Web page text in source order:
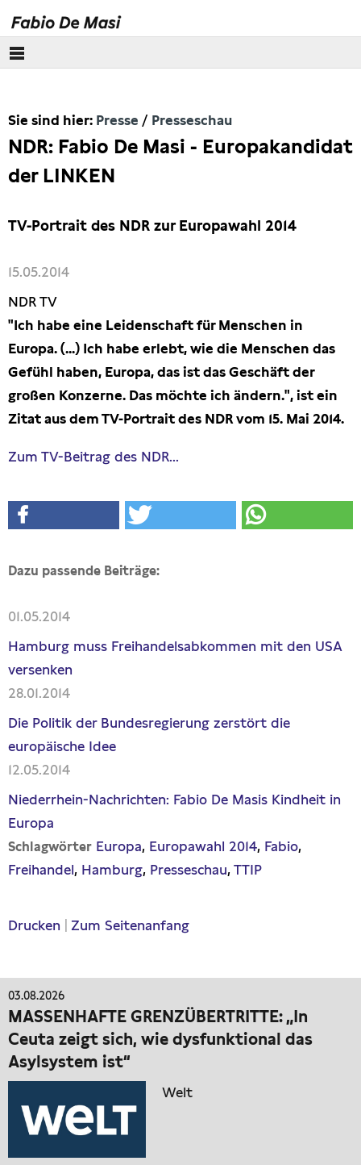
Europäisches Parlament
Themen
Presseschau
Publikationen
Sie sind hier: Presse Presseschau
NDR: Fabio De Masi - Europakandidat
der LINKEN
TV-Portrait des NDR zur Europawahl 2014
15.05.2014
NDR TV
"Ich habe eine Leidenschaft für Menschen in
Europa. (...) Ich habe erlebt, wie die Menschen das
Gefühl haben, Europa, das ist das Geschäft der
großen Konzerne. Das möchte ich ändern.", ist ein
Zitat aus dem TV-Portrait des NDR vom 15. Mai 2014.
Zum TV-Beitrag des NDR...
Dazu passende Beiträge:
01.05.2014
Hamburg muss Freihandelsabkommen mit den USA
versenken
28.01.2014
Die Politik der Bundesregierung zerstört die
europäische Idee
12.05.2014
Niederrhein-Nachrichten: Fabio De Masis Kindheit in
Europa
Schlagwörter Europa Europawahl 2014 Fabio
Freihandel Hamburg Presseschau TTIP
Drucken Zum Seitenanfang
03.08.2026
MASSENHAFTE GRENZÜBERTRITTE: „In
Ceuta zeigt sich, wie dysfunktional das
Asylsystem ist“
Welt